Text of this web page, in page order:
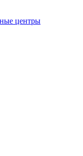
центры